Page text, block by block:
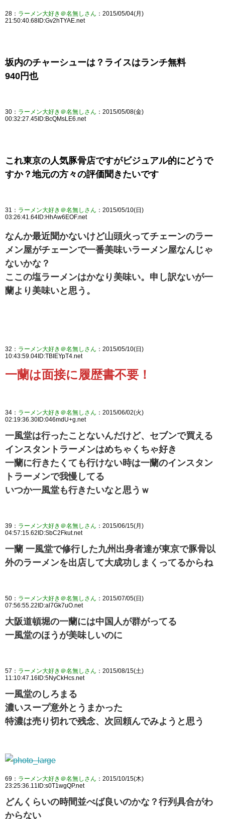
28： ラーメン大好き＠名無しさん ：2015/05/04(月)
21:50:40.68ID:Gv2hTYAE.net
坂内のチャーシューは？ライスはランチ無料
940円也
30： ラーメン大好き＠名無しさん ：2015/05/08(金)
00:32:27.45ID:BcQMsLE6.net
これ東京の人気豚骨店ですがビジュアル的にどうで
すか？地元の方々の評価聞きたいです
31： ラーメン大好き＠名無しさん ：2015/05/10(日)
03:26:41.64ID:HhAw6EOF.net
なんか最近聞かないけど山頭火ってチェーンのラー
メン屋がチェーンで一番美味いラーメン屋なんじゃ
ないかな？
ここの塩ラーメンはかなり美味い。申し訳ないが一
蘭より美味いと思う。
32： ラーメン大好き＠名無しさん ：2015/05/10(日)
10:43:59.04ID:TBIEYpT4.net
一蘭は面接に履歴書不要！
34： ラーメン大好き＠名無しさん ：2015/06/02(火)
02:19:36.30ID:046mdU+g.net
一風堂は行ったことないんだけど、セブンで買える
インスタントラーメンはめちゃくちゃ好き
一蘭に行きたくても行けない時は一蘭のインスタン
トラーメンで我慢してる
いつか一風堂も行きたいなと思うｗ
39： ラーメン大好き＠名無しさん ：2015/06/15(月)
04:57:15.62ID:SbC2Fkut.net
一蘭 一風堂で修行した九州出身者達が東京で豚骨以
外のラーメンを出店して大成功しまくってるからね
50： ラーメン大好き＠名無しさん ：2015/07/05(日)
07:56:55.22ID:al7Gk7uO.net
大阪道頓堀の一蘭には中国人が群がってる
一風堂のほうが美味しいのに
57： ラーメン大好き＠名無しさん ：2015/08/15(土)
11:10:47.16ID:5NyCkHcs.net
一風堂のしろまる
濃いスープ意外とうまかった
特濃は売り切れで残念、次回頼んでみようと思う
69： ラーメン大好き＠名無しさん ：2015/10/15(木)
23:25:36.11ID:s0T1wgQP.net
どんくらいの時間並べば良いのかな？行列具合がわ
からない